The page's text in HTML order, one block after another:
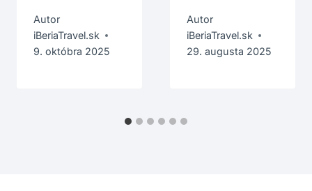
Autor
iBeriaTravel.sk
9. októbra 2025
Autor
iBeriaTravel.sk
29. augusta 2025